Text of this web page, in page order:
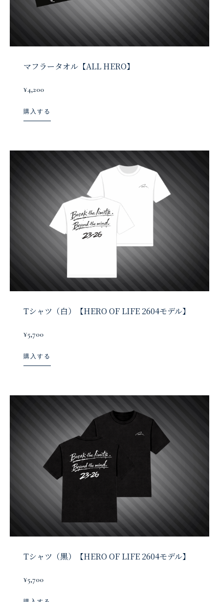
マフラータオル【ALL HERO】
¥4,200
購入する
Tシャツ（白）【HERO OF LIFE 2604モデル】
¥5,700
購入する
Tシャツ（黒）【HERO OF LIFE 2604モデル】
¥5,700